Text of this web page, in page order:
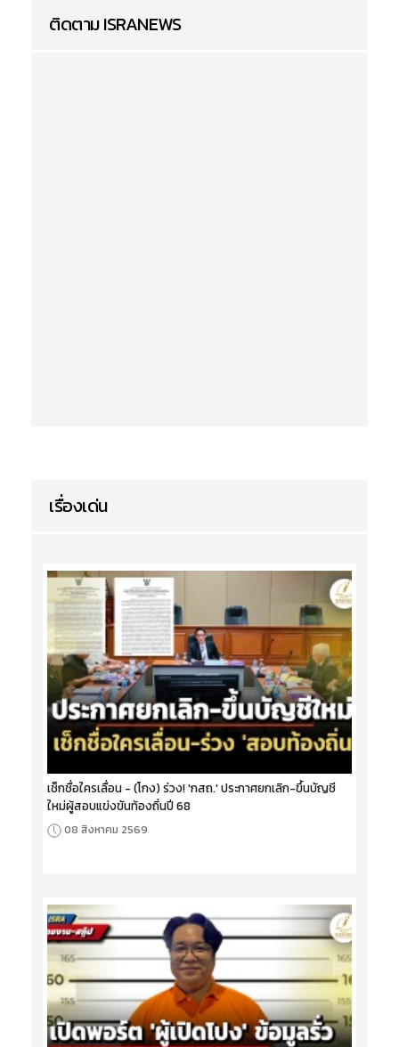
ติดตาม ISRANEWS
เรื่องเด่น
เช็กชื่อใครเลื่อน - (โกง) ร่วง! 'กสถ.' ประกาศยกเลิก-ขึ้นบัญชี
ใหม่ผู้สอบแข่งขันท้องถิ่นปี 68
08 สิงหาคม 2569